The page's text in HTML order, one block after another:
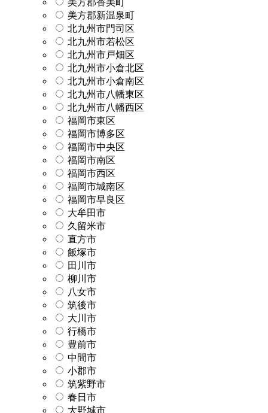
美方郡新温泉町
北九州市門司区
北九州市若松区
北九州市戸畑区
北九州市小倉北区
北九州市小倉南区
北九州市八幡東区
北九州市八幡西区
福岡市東区
福岡市博多区
福岡市中央区
福岡市南区
福岡市西区
福岡市城南区
福岡市早良区
大牟田市
久留米市
直方市
飯塚市
田川市
柳川市
八女市
筑後市
大川市
行橋市
豊前市
中間市
小郡市
筑紫野市
春日市
大野城市